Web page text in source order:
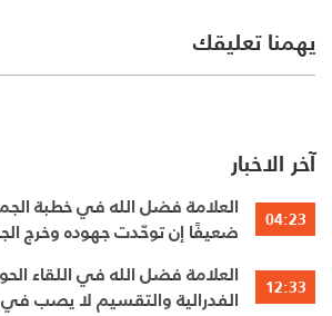
يهمنا تعليقك
آخر الاخبار
04:23
العلامة فضل الله في خطبة
ضعيفًا إن توحّدت جهوده وخرج
12:33
العلامة فضل الله في اللقاء
الفدرالية والتقسيم لا يصب